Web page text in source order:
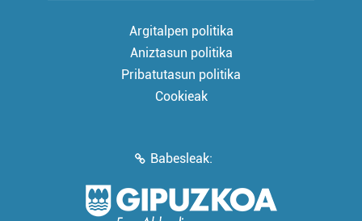
Argitalpen politika
Aniztasun politika
Pribatutasun politika
Cookieak
Babesleak: